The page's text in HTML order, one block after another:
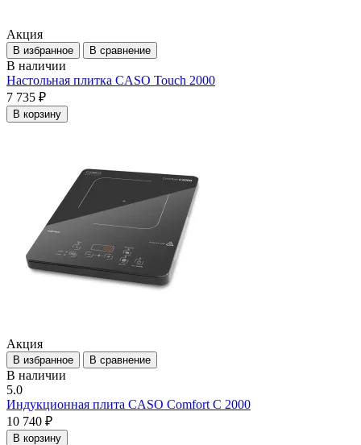
Акция
В избранное В сравнение
В наличии
Настольная плитка CASO Touch 2000
7 735 ₽
В корзину
Акция
В избранное В сравнение
В наличии
5.0
Индукционная плита CASO Comfort C 2000
10 740 ₽
В корзину